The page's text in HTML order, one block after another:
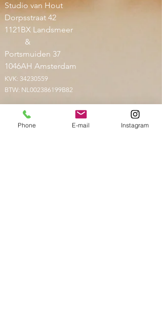
Studio van Hout
Dorpsstraat 42
1121BX Landsmeer
&
Portsmuiden 37
1046AH Amsterdam
KVK: 34230559
BTW: NL002386199B82
Phone E-mail Instagram